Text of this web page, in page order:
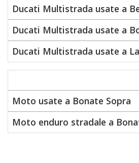
Ducati Multistrada usate a
Ducati Multistrada usate a
Ducati Multistrada usate a
Moto usate a Bonate Sopra
Moto enduro stradale a